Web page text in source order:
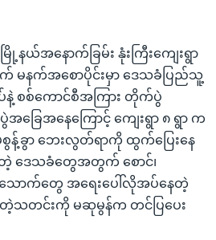
နယ်အနောက်ခြမ်း နုံးကြီးကျေးရွာ
မနက်အစောပိုင်းမှာ ဒေသခံပြည်သူ့
နဲ့ စစ်ကောင်စီအကြား တိုက်ပွဲ
ခြေအနေကြောင့် ကျေးရွာ ၈ ရွာ က
စွန့်ခွာ ဘေးလွတ်ရာကို ထွက်ပြေးနေ
တဲ့ ဒေသခံတွေအတွက် စောင်၊
ာက်တွေ အရေးပေါ်လိုအပ်နေတဲ့
သတင်းကို မဆုမွန်က တင်ပြပေး